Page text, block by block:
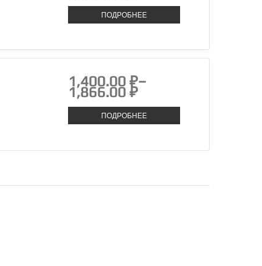
ПОДРОБНЕЕ
1,400.00 ₽–
1,866.00 ₽
ПОДРОБНЕЕ